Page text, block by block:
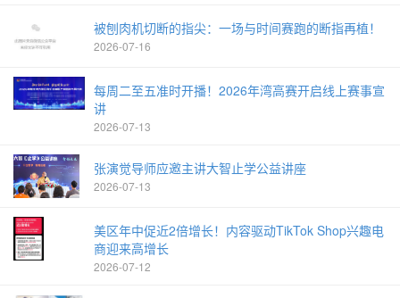
被刨肉机切断的指尖：一场与时间赛跑的断指再植！
2026-07-16
每周二至五准时开播！2026年湾高赛开启线上赛事宣
讲
2026-07-13
张演觉导师应邀主讲大智止学公益讲座
2026-07-13
美区年中促近2倍增长！内容驱动TikTok Shop兴趣电
商迎来高增长
2026-07-12